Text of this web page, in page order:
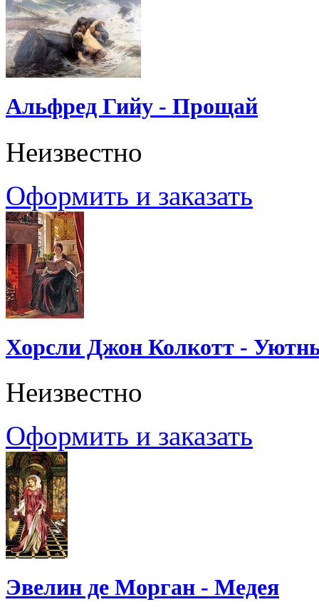
Альфред Гийу - Прощай
Неизвестно
Оформить и заказать
Хорсли Джон Колкотт -
Неизвестно
Оформить и заказать
Эвелин де Морган - Медея